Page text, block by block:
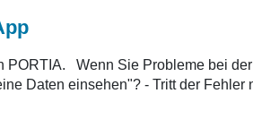
Wenn Sie Probleme bei
Daten einsehen"? - Tritt der Fehler